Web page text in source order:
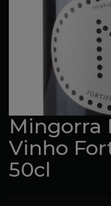
Mingorra
Vinho
50cl